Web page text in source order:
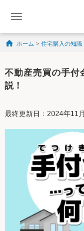
Skip to content
ホーム > 住宅購入の知識
不動産売買の手付
説！
最終更新日：2024年11